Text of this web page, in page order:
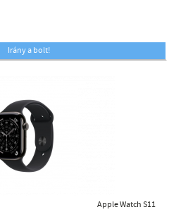
Irány a bolt!
Apple Watch S11